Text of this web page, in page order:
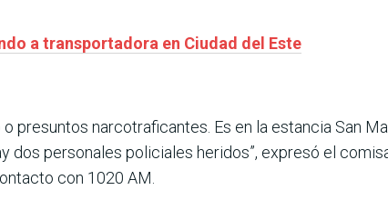
a transportadora en Ciudad del Este
presuntos narcotraficantes. Es en la estancia San
dos personales policiales heridos”, expresó el
con 1020 AM.